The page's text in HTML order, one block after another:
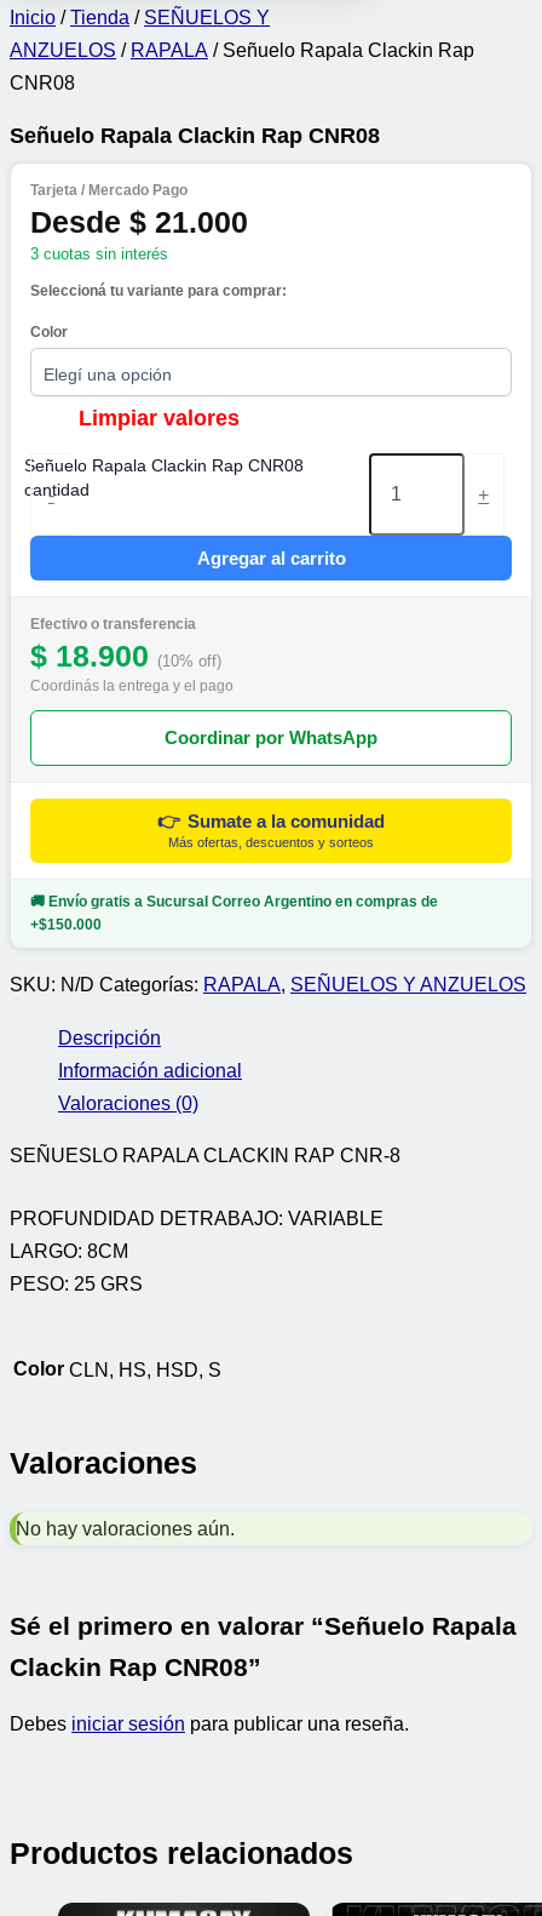
Inicio /Tienda / SEÑUELOS Y
ANZUELOS / RAPALA / Señuelo Rapala Clackin Rap
CNR08
Señuelo Rapala Clackin Rap CNR08
Tarjeta / Mercado Pago
Desde $ 21.000
3 cuotas sin interés
Seleccioná tu variante para comprar:
Color
-
Señuelo Rapala Clackin Rap CNR08
cantidad
+
Agregar al carrito
Efectivo o transferencia
$ 18.900 (10% off)
Coordinás la entrega y el pago
Coordinar por WhatsApp
👉 Sumate a la comunidad
Más ofertas, descuentos y sorteos
🚚 Envío gratis a Sucursal Correo Argentino en compras de
+$150.000
SKU: N/D Categorías: RAPALA, SEÑUELOS Y ANZUELOS
Descripción
Información adicional
Valoraciones (0)
SEÑUESLO RAPALA CLACKIN RAP CNR-8
PROFUNDIDAD DETRABAJO: VARIABLE
LARGO: 8CM
PESO: 25 GRS
Color CLN, HS, HSD, S
Valoraciones
No hay valoraciones aún.
Sé el primero en valorar “Señuelo Rapala
Clackin Rap CNR08”
Debes iniciar sesión para publicar una reseña.
Productos relacionados